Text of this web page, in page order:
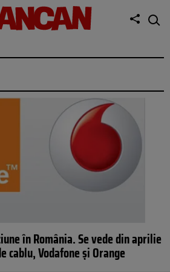
în România. Se vede din aprilie
cablu, Vodafone şi Orange